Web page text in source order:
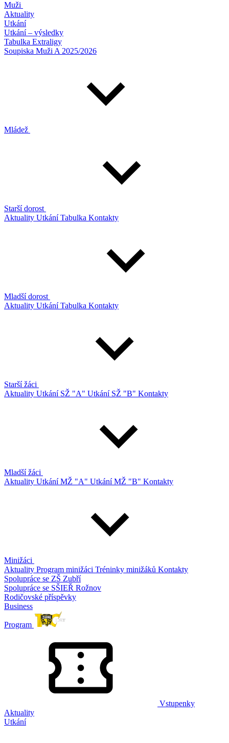
Muži
Aktuality
Utkání
Utkání – výsledky
Tabulka Extraligy
Soupiska Muži A 2025/2026
Mládež
Starší dorost
Aktuality UtkáníTabulka Kontakty
Mladší dorost
Aktuality UtkáníTabulka Kontakty
Starší žáci
Aktuality Utkání SŽ "A" Utkání SŽ "B" Kontakty
Mladší žáci
Aktuality Utkání MŽ "A" Utkání MŽ "B" Kontakty
Minižáci
Aktuality Program minižáci Tréninky minižáků Kontakty
Spolupráce se ZŠ Zubří
Spolupráce se SŠIEŘ Rožnov
Rodičovské příspěvky
Business
Program
Vstupenky
Aktuality
Utkání